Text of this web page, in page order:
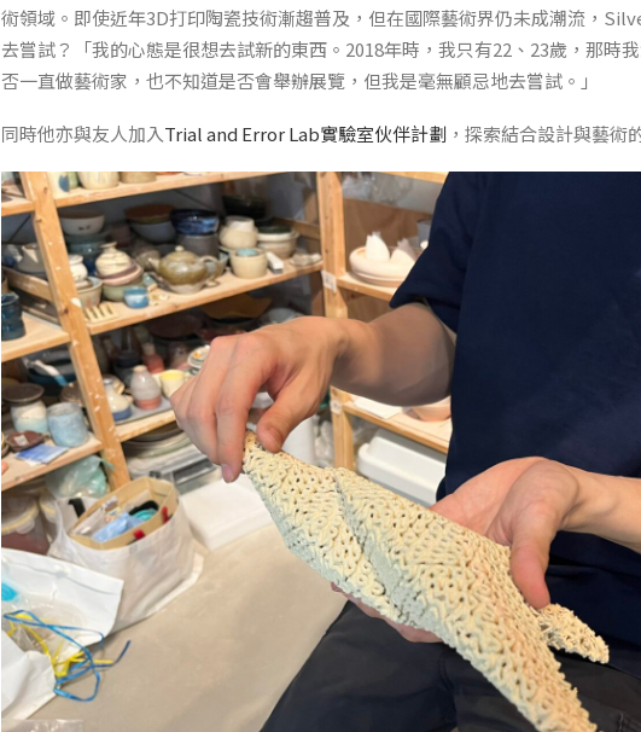
術領域。即使近年3D打印陶瓷技術漸趨普及，但在國際藝術界仍未成潮流，
去嘗試？「我的心態是很想去試新的東西。2018年時，我只有22、23歲，那時
否一直做藝術家，也不知道是否會舉辦展覽，但我是毫無顧忌地去嘗試。」
同時他亦與友人加入Trial and Error Lab實驗室伙伴計劃 ，探索結合設計與藝術